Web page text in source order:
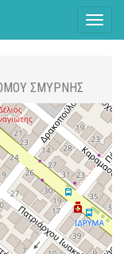
ΣΜΥΡΝΗΣ